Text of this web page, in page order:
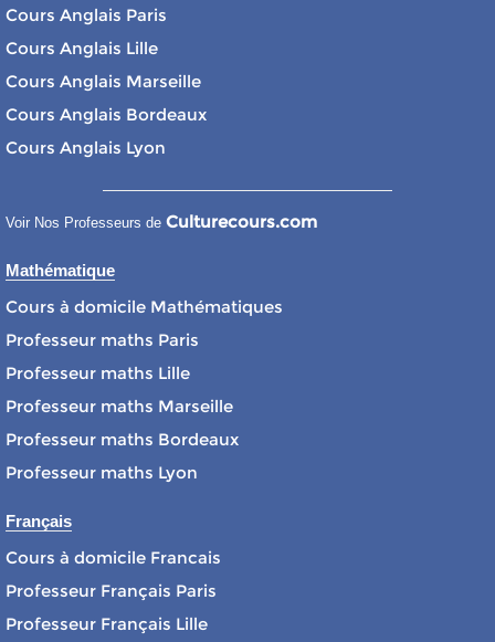
Cours Anglais Paris
Cours Anglais Lille
Cours Anglais Marseille
Cours Anglais Bordeaux
Cours Anglais Lyon
Voir Nos Professeurs de Culturecours.com
Mathématique
Cours à domicile Mathématiques
Professeur maths Paris
Professeur maths Lille
Professeur maths Marseille
Professeur maths Bordeaux
Professeur maths Lyon
Français
Cours à domicile Francais
Professeur Français Paris
Professeur Français Lille